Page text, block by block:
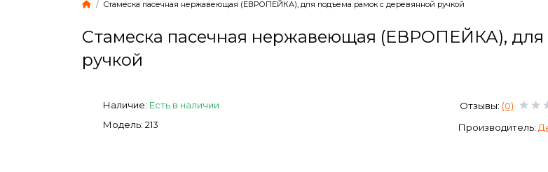
Птицеводство
Животноводство
Стамеска пасечная нержавеющая (ЕВРОПЕЙКА), для подъема рамок с деревянной ручкой
Стамеска пасечная нержавеющая (ЕВРОПЕЙКА), для
ручкой
Наличие: Есть в наличии
Модель: 213
Отзывы: (0)
Производитель: